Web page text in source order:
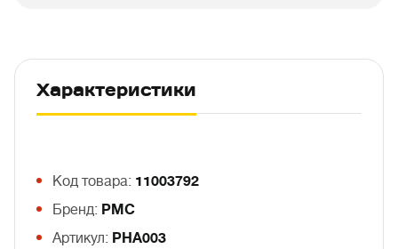
Характеристики
Код товара: 11003792
Бренд: PMC
Артикул: PHA003